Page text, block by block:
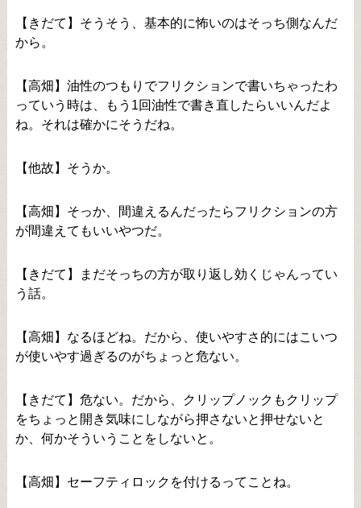
【きだて】そうそう、基本的に怖いのはそっち側なんだ
から。
【高畑】油性のつもりでフリクションで書いちゃったわ
っていう時は、もう1回油性で書き直したらいいんだよ
ね。それは確かにそうだね。
【他故】そうか。
【高畑】そっか、間違えるんだったらフリクションの方
が間違えてもいいやつだ。
【きだて】まだそっちの方が取り返し効くじゃんってい
う話。
【高畑】なるほどね。だから、使いやすさ的にはこいつ
が使いやす過ぎるのがちょっと危ない。
【きだて】危ない。だから、クリップノックもクリップ
をちょっと開き気味にしながら押さないと押せないと
か、何かそういうことをしないと。
【高畑】セーフティロックを付けるってことね。